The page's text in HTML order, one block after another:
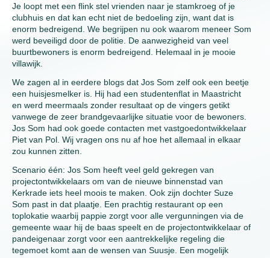
Je loopt met een flink stel vrienden naar je stamkroeg of je
clubhuis en dat kan echt niet de bedoeling zijn, want dat is
enorm bedreigend. We begrijpen nu ook waarom meneer Som
werd beveiligd door de politie. De aanwezigheid van veel
buurtbewoners is enorm bedreigend. Helemaal in je mooie
villawijk.
We zagen al in eerdere blogs dat Jos Som zelf ook een beetje
een huisjesmelker is. Hij had een studentenflat in Maastricht
en werd meermaals zonder resultaat op de vingers getikt
vanwege de zeer brandgevaarlijke situatie voor de bewoners.
Jos Som had ook goede contacten met vastgoedontwikkelaar
Piet van Pol. Wij vragen ons nu af hoe het allemaal in elkaar
zou kunnen zitten.
Scenario één: Jos Som heeft veel geld gekregen van
projectontwikkelaars om van de nieuwe binnenstad van
Kerkrade iets heel moois te maken. Ook zijn dochter Suze
Som past in dat plaatje. Een prachtig restaurant op een
toplokatie waarbij pappie zorgt voor alle vergunningen via de
gemeente waar hij de baas speelt en de projectontwikkelaar of
pandeigenaar zorgt voor een aantrekkelijke regeling die
tegemoet komt aan de wensen van Suusje. Een mogelijk